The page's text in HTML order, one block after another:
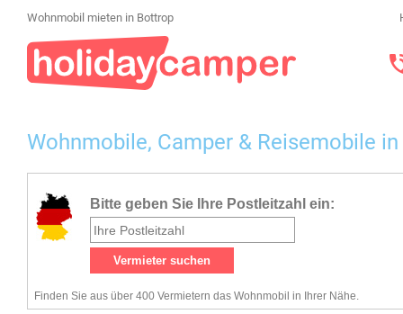
Wohnmobil mieten in Bottrop
Wohnmobile, Camper & Reisemobile